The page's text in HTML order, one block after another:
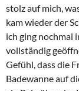
stolz auf mich,
kam wieder der
ich ging nochmal
vollständig
Gefühl, dass die
Badewanne auf